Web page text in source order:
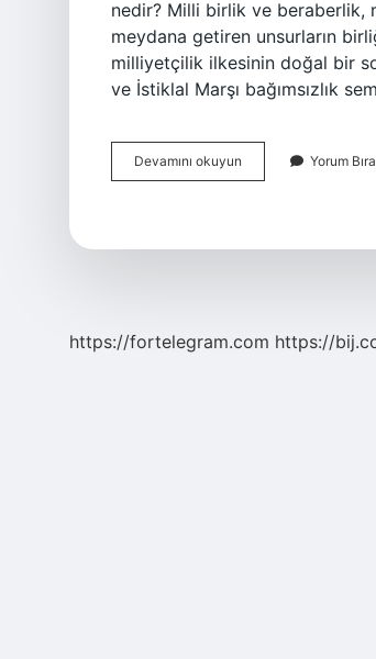
nedir? Milli birlik ve beraberlik,
meydana getiren unsurların
milliyetçilik ilkesinin doğal bir
ve İstiklal Marşı bağımsızlık
Devamını okuyun
Birlik
Yorum
https://fortelegram.com https://